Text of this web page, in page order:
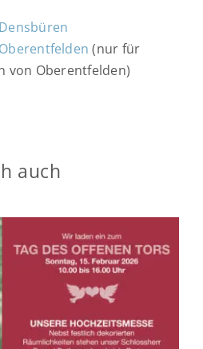
(nur für
von Oberentfelden)
auch